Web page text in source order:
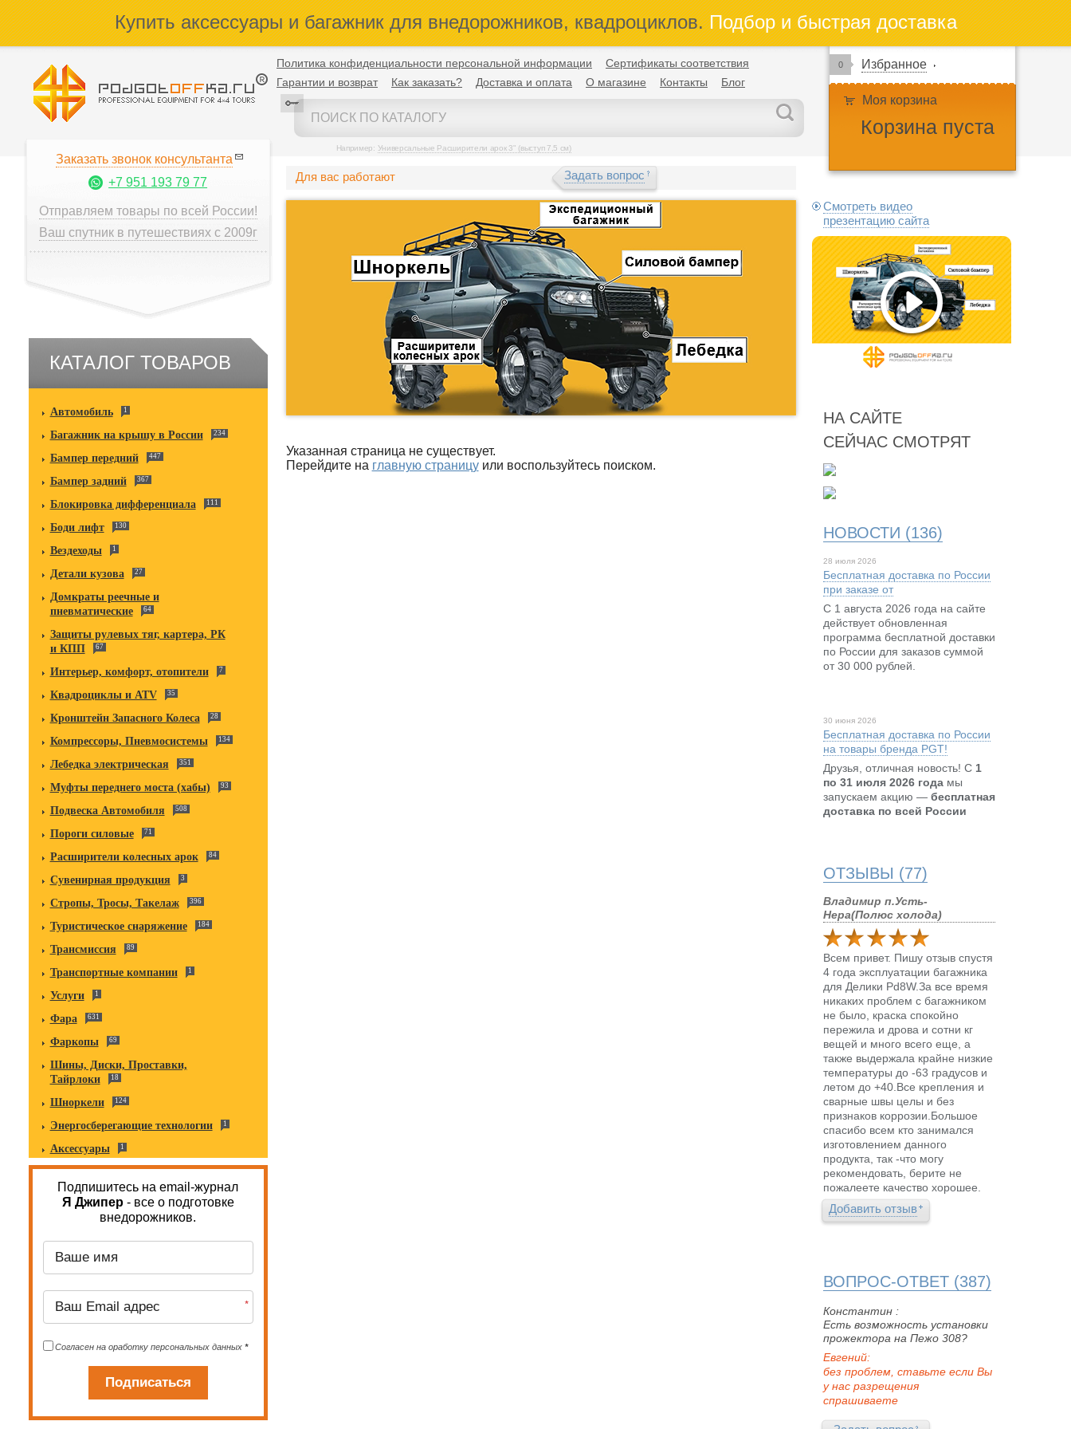
Купить аксессуары и багажник для внедорожников, квадроциклов.Подбор и быстрая доставка
Политика конфиденциальности персональной информации
Сертификаты соответствия
Гарантии и возврат
Как заказать? Доставка и оплата О магазине Контакты Блог
Например: Универсальные Расширители арок 3" (выступ 7,5 см)
0 Избранное
Моя корзина
Корзина пуста
Заказать звонок консультанта
+7 951 193 79 77
Отправляем товары по всей России!
Ваш спутник в путешествиях с 2009г
КАТАЛОГ ТОВАРОВ
Автомобиль 1
Багажник на крышу в России 234
Бампер передний 447
Бампер задний 367
Блокировка дифференциала 111
Боди лифт 130
Вездеходы 1
Детали кузова 27
Домкраты реечные и
пневматические
64
Защиты рулевых тяг, картера, РК
и КПП
67
Интерьер, комфорт, отопители 7
Квадроциклы и ATV 35
Кронштейн Запасного Колеса 28
Компрессоры, Пневмосистемы 134
Лебедка электрическая 351
Муфты переднего моста (хабы) 93
Подвеска Автомобиля 508
Пороги силовые 71
Расширители колесных арок 84
Сувенирная продукция 3
Стропы, Тросы, Такелаж 396
Туристическое снаряжение 184
Трансмиссия 89
Транспортные компании 1
Услуги 1
Фара 631
Фаркопы 69
Шины, Диски, Проставки,
Тайрлоки
18
Шноркели 124
Энергосберегающие технологии 1
Аксессуары 1
Подпишитесь на email-журнал
Я Джипер - все о подготовке
внедорожников.
*
Согласен на оработку персональных данных *
Подписаться
Для вас работают Задать вопрос
Указанная страница не существует.
Перейдите на главную страницуили воспользуйтесь поиском.
Смотреть видео
презентацию сайта
НА САЙТЕ
СЕЙЧАС СМОТРЯТ
НОВОСТИ (136)
28 июля 2026
Бесплатная доставка по России
при заказе от
С 1 августа 2026 года на сайте
действует обновленная
программа бесплатной доставки
по России для заказов суммой
от 30 000 рублей.
30 июня 2026
Бесплатная доставка по России
на товары бренда PGT!
Друзья, отличная новость! С 1
по 31 июля 2026 годамы
запускаем акцию — бесплатная
доставка по всей России
ОТЗЫВЫ (77)
Владимир п.Усть-
Нера(Полюс холода)
Всем привет. Пишу отзыв спустя
4 года эксплуатации багажника
для Делики Pd8W.За все время
никаких проблем с багажником
не было, краска спокойно
пережила и дрова и сотни кг
вещей и много всего еще, а
также выдержала крайне низкие
температуры до -63 градусов и
летом до +40.Все крепления и
сварные швы целы и без
признаков коррозии.Большое
спасибо всем кто занимался
изготовлением данного
продукта, так -что могу
рекомендовать, берите не
пожалеете качество хорошее.
Добавить отзыв
ВОПРОС-ОТВЕТ (387)
Константин :
Есть возможность установки
прожектора на Пежо 308?
Евгений:
без проблем, ставьте если Вы
у нас разрещения
спрашиваете